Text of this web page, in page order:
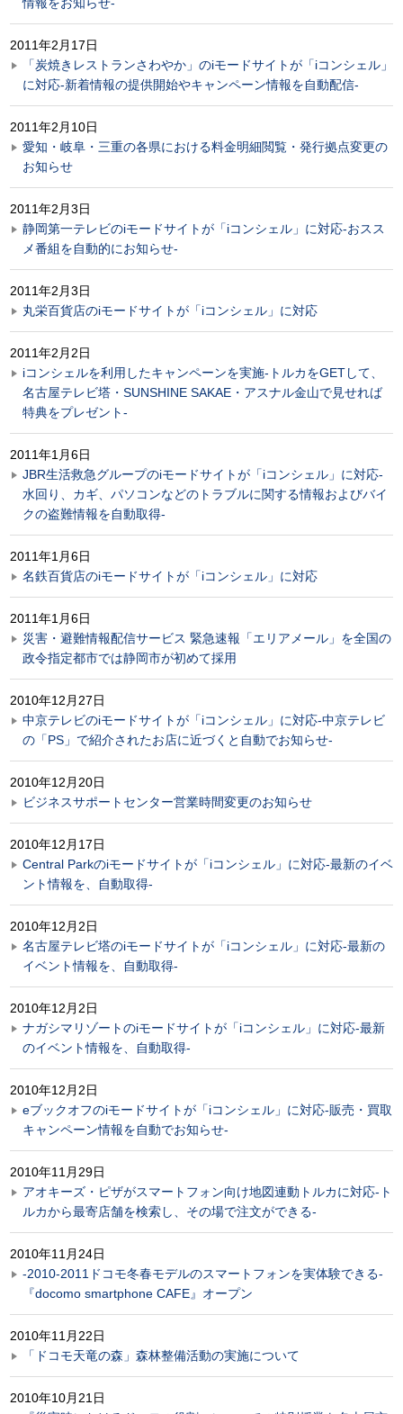
2011年2月17日
「炭焼きレストランさわやか」のiモードサイトが「iコンシェル」
に対応-新着情報の提供開始やキャンペーン情報を自動配信-
2011年2月10日
愛知・岐阜・三重の各県における料金明細閲覧・発行拠点変更の
お知らせ
2011年2月3日
静岡第一テレビのiモードサイトが「iコンシェル」に対応-おスス
メ番組を自動的にお知らせ-
2011年2月3日
丸栄百貨店のiモードサイトが「iコンシェル」に対応
2011年2月2日
iコンシェルを利用したキャンペーンを実施-トルカをGETして、
名古屋テレビ塔・SUNSHINE SAKAE・アスナル金山で見せれば
特典をプレゼント-
2011年1月6日
JBR生活救急グループのiモードサイトが「iコンシェル」に対応-
水回り、カギ、パソコンなどのトラブルに関する情報およびバイ
クの盗難情報を自動取得-
2011年1月6日
名鉄百貨店のiモードサイトが「iコンシェル」に対応
2011年1月6日
災害・避難情報配信サービス 緊急速報「エリアメール」を全国の
政令指定都市では静岡市が初めて採用
2010年12月27日
中京テレビのiモードサイトが「iコンシェル」に対応-中京テレビ
の「PS」で紹介されたお店に近づくと自動でお知らせ-
2010年12月20日
ビジネスサポートセンター営業時間変更のお知らせ
2010年12月17日
Central Parkのiモードサイトが「iコンシェル」に対応-最新のイベ
ント情報を、自動取得-
2010年12月2日
名古屋テレビ塔のiモードサイトが「iコンシェル」に対応-最新の
イベント情報を、自動取得-
2010年12月2日
ナガシマリゾートのiモードサイトが「iコンシェル」に対応-最新
のイベント情報を、自動取得-
2010年12月2日
eブックオフのiモードサイトが「iコンシェル」に対応-販売・買取
キャンペーン情報を自動でお知らせ-
2010年11月29日
アオキーズ・ピザがスマートフォン向け地図連動トルカに対応-ト
ルカから最寄店舗を検索し、その場で注文ができる-
2010年11月24日
-2010-2011ドコモ冬春モデルのスマートフォンを実体験できる-
『docomo smartphone CAFE』オープン
2010年11月22日
「ドコモ天竜の森」森林整備活動の実施について
2010年10月21日